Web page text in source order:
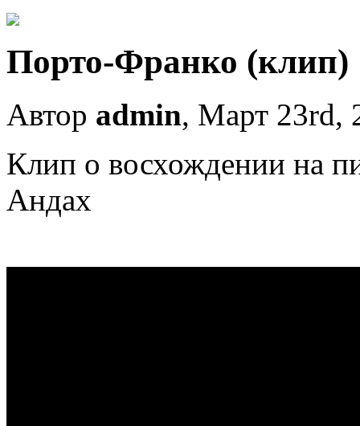
Порто-Франко (клип)
Автор admin, Март 23rd,
Клип о восхождении на
Андах